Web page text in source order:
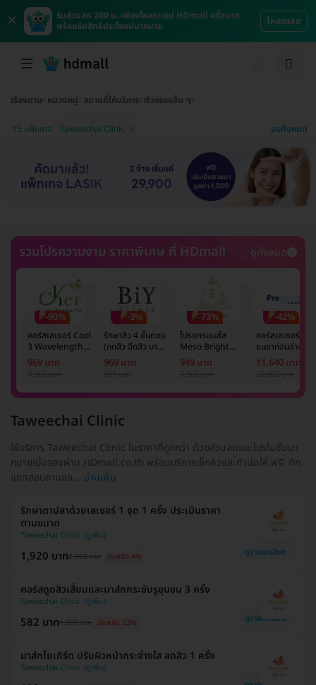
×
รับส่วนลด 200 บ. เพียงโหลดแอป HDmall ครั้งแรก
พร้อมรับสิทธิประโยชน์มากมาย
โหลดเลย
เรียงตาม หมวดหมู่ สถานที่ให้บริการ ตัวกรองอื่น ๆ
15 แพ็กเกจ Taweechai Clinic ลบทั้งหมด
รวมโปรความงาม ราคาพิเศษ ที่ HDmall ดูทั้งหมด
-90%
คอร์สเลเซอร์ Cool
3 Wavelength
Diode กำจัดขน
รักแร้ 1 ปี 12 ครั้ง
969 บาท
-3%
รักษาสิว 4 ขั้นตอน
(กดสิว ฉีดสิว มาส์ก
หน้า และฉายแสง)
1 ครั้ง
969 บาท
-73%
โปรแกรมเมโส
Meso Bright
จำนวนซีซีขึ้นอยู่กับ
แพทย์ประเมิน เพื่อ
ครั้ง
949 บาท
-42%
คอร์สเลเซอร์กำจั
ขนขาท่อนล่าง 2
ข้าง 5 ครั้ง ด้วย
เลเซอร์
11,640 บาท
Taweechai Clinic
ใช้บริการ Taweechai Clinic ในราคาที่ถูกกว่า ด้วยส่วนลดและโปรโมชั่นมา
กมายเมื่อจองผ่าน HDmall.co.th พร้อมบริการเช็กคิวและทำนัดให้ ฟรี! ทัก
แชทสอบถามแอ... อ่านเพิ่ม
รักษาตาปลาด้วยเลเซอร์ 1 จุด 1 ครั้ง ประเมินราคา
ตามขนาด
Taweechai Clinic
1,920 บาท2,000 บาท ประหยัด 4% ดูรายละเอียด
คอร์สดูดสิวเสี้ยนและมาส์กกระชับรูขุมขน 3 ครั้ง
Taweechai Clinic
582 บาท1,200 บาท ประหยัด 52% ดูรายละเอียด
มาส์กโยเกิร์ต ปรับผิวหน้ากระจ่างใส ลดสิว 1 ครั้ง
Taweechai Clinic